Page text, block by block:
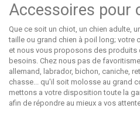
Accessoires pour
Que ce soit un chiot, un chien adulte,
taille ou grand chien à poil long; votre
et nous vous proposons des produits
besoins. Chez nous pas de
allemand, labrador, bichon, caniche,
chasse... qu'il soit molosse au grand
mettons a votre disposition toute la
afin de répondre au mieux a vos